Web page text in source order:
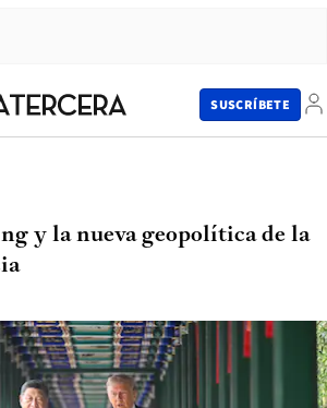
SUSCRÍBETE
y la nueva geopolítica de la